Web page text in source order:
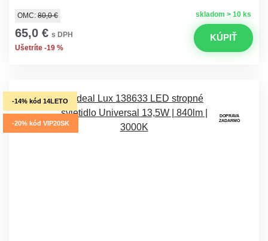
skladom > 10 ks
OMC: 80,0 €
65,0 € s DPH
Ušetríte -19 %
KÚPIŤ
-14% kód 14LETO
-20% kód VIP20SK
DOPRAVA
ZADARMO